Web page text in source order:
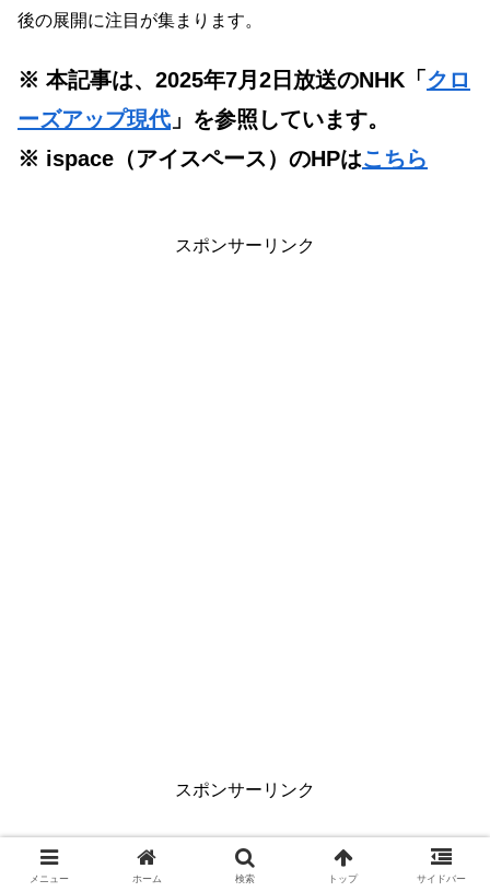
後の展開に注目が集まります。
※ 本記事は、2025年7月2日放送のNHK「 クロ
ーズアップ現代 」を参照しています。
※ ispace（アイスペース）のHPはこちら
スポンサーリンク
スポンサーリンク
メニュー ホーム 検索 トップ サイドバー